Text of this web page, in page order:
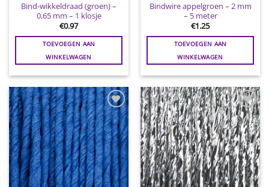
Bind-wikkeldraad (groen) –
0,65 mm – 1 klosje
€0.97
TOEVOEGEN AAN
WINKELWAGEN
Bindwire appelgroen – 2 mm
– 5 meter
€1.25
TOEVOEGEN AAN
WINKELWAGEN
Toevoegen
aan
wenslijst
Toevoegen
aan
wenslijst